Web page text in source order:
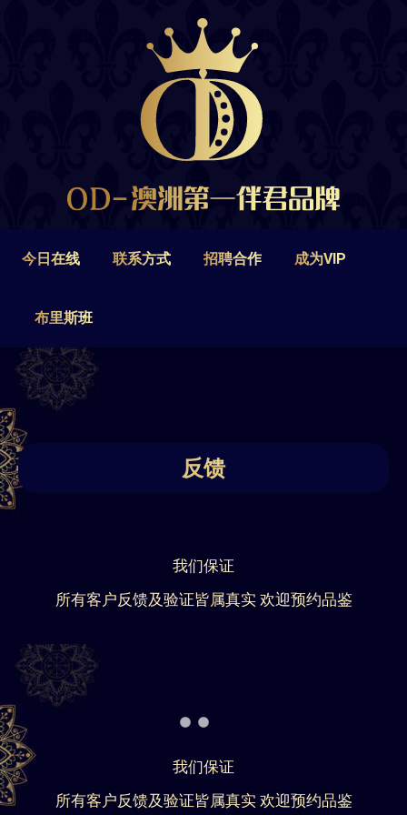
今日在线 联系方式 招聘合作 成为VIP
布里斯班
反馈
我们保证
所有客户反馈及验证皆属真实 欢迎预约品鉴
我们保证
所有客户反馈及验证皆属真实 欢迎预约品鉴
联系方式 招聘合作
布里斯班